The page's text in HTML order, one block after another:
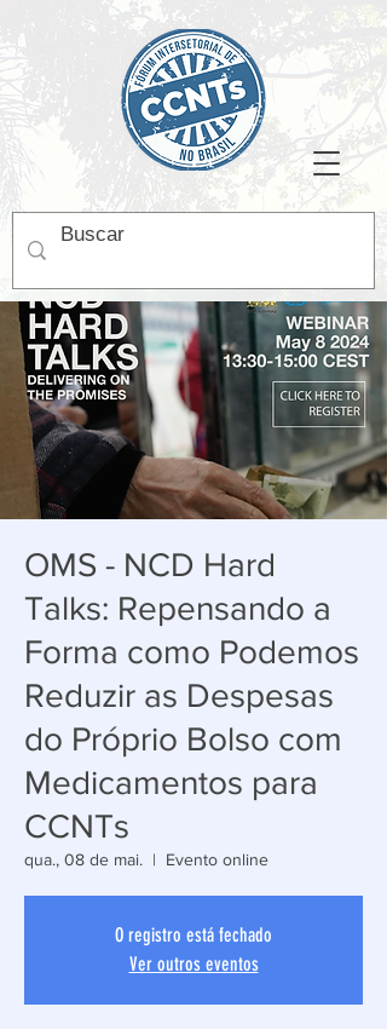
OMS - NCD Hard
Talks: Repensando a
Forma como Podemos
Reduzir as Despesas
do Próprio Bolso com
Medicamentos para
CCNTs
qua., 08 de mai.
  |
Evento online
O registro está fechado
Ver outros eventos